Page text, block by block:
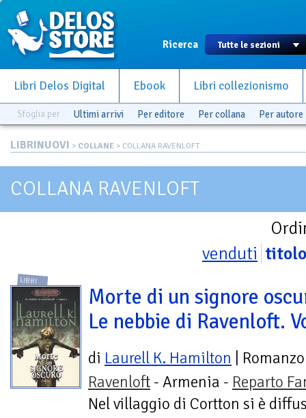
Ricerca
Libri Delos Digital Ebook Libri collezionismo
Sfoglia per Ultimi arrivi Per editore Per collana Per autore
LIBRINUOVI > COLLANE > COLLANA RAVENLOFT
COLLANA RAVENLOFT
venduti titolo
LIBRI
Morte di un signore
Le nebbie di Ravenloft.
di Laurell K. Hamilton | Romanzo
Ravenloft - Armenia - Reparto
Nel villaggio di Cortton si è